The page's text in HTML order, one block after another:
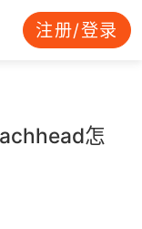
注册/登录
怎